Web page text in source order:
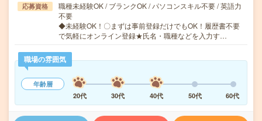
応募資格
職種未経験OK / ブランクOK / パソコンスキル不要 / 英語力
不要
◆未経験OK！〇まずは事前登録だけでもOK！履歴書不要
で気軽にオンライン登録★氏名・職種などを入力す…
職場の雰囲気
年齢層
20代
30代 40代 50代 60代